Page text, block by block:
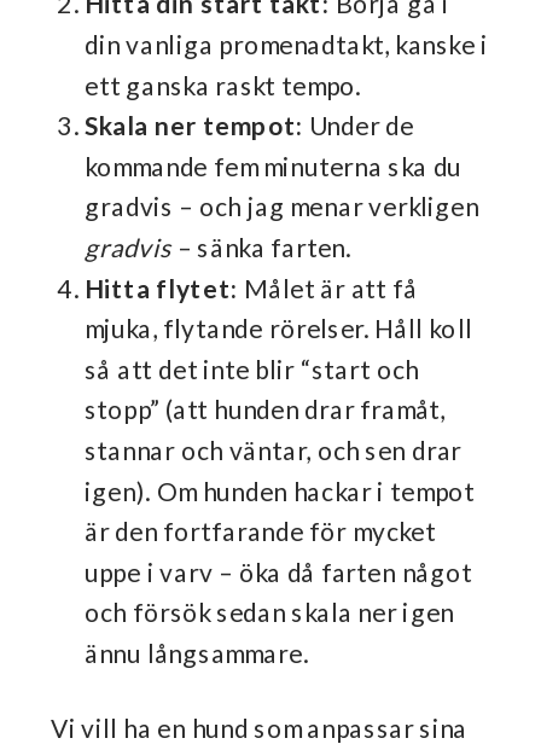
din vanliga promenadtakt, kanske i
ett ganska raskt tempo.
Skala ner tempot: Under de
kommande fem minuterna ska du
gradvis – och jag menar verkligen
gradvis– sänka farten.
Hitta flytet: Målet är att få
mjuka, flytande rörelser. Håll koll
så att det inte blir “start och
stopp” (att hunden drar framåt,
stannar och väntar, och sen drar
igen). Om hunden hackar i tempot
är den fortfarande för mycket
uppe i varv – öka då farten något
och försök sedan skala ner igen
ännu långsammare.
Vi vill ha en hund som anpassar sina